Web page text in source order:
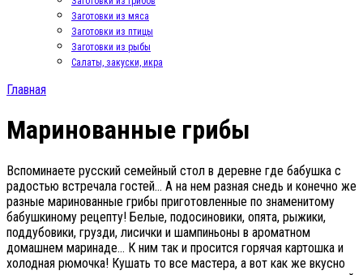
Заготовки из мяса
Заготовки из птицы
Заготовки из рыбы
Салаты, закуски, икра
Главная
Маринованные грибы
Вспоминаете русский семейный стол в деревне где бабушка с
радостью встречала гостей… А на нем разная снедь и конечно же
разные маринованные грибы приготовленные по знаменитому
бабушкиному рецепту! Белые, подосиновики, опята, рыжики,
поддубовики, грузди, лисички и шампиньоны в ароматном
домашнем маринаде… К ним так и просится горячая картошка и
холодная рюмочка! Кушать то все мастера, а вот как же вкусно